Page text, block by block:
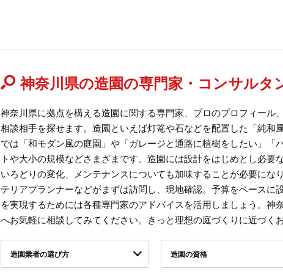
神奈川県の造園の専門家・コンサルタ
神奈川県に拠点を構える造園に関する専門家、プロのプロフィール
相談相手を探せます。造園といえば灯篭や石などを配置した「純和
では「和モダン風の庭園」や「ガレージと通路に植樹をしたい」「
トや大小の規模などさまざまです。造園には設計をはじめとし必
いろどりの変化、メンテナンスについても加味することが必要にな
テリアプランナーなどがまずは訪問し、現地確認。予算をベースに
を実現するためには各種専門家のアドバイスを活用しましょう。神
へお気軽に相談してみてください。きっと理想の庭づくりに近づく
造園業者の選び方 造園の資格